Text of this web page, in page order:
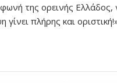
της ορεινής Ελλάδος,
γίνει πλήρης και